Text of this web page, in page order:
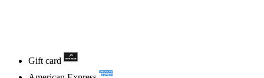
Gift card